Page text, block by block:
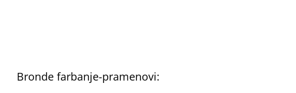
Bronde farbanje-pramenovi: